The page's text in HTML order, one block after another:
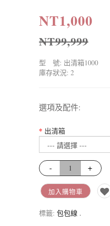
NT1,000
NT99,999
型 號: 出清箱1000
庫存狀況: 2
選項及配件:
出清箱
- +
加入購物車
標籤: 包包線 .